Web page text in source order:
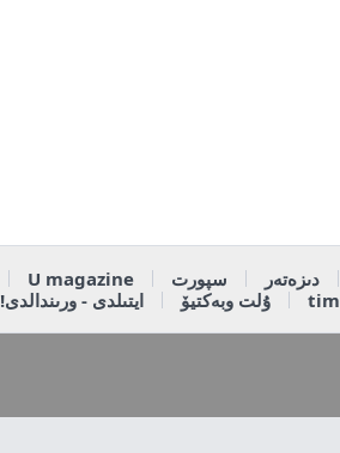
دىزەتەر سپورت U magazine
ۇلت وبەكتيۆ ايتىلدى - ورىندالدى!